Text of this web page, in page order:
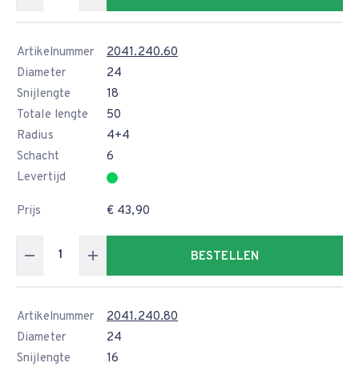
Artikelnummer
2041.240.60
Diameter
24
Snijlengte
18
Totale lengte
50
Radius
4+4
Schacht
6
Levertijd
Prijs € 43,90
BESTELLEN
Artikelnummer
2041.240.80
Diameter
24
Snijlengte
16